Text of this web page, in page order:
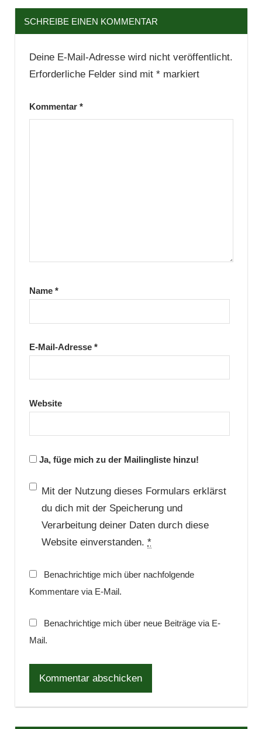
SCHREIBE EINEN KOMMENTAR
Deine E-Mail-Adresse wird nicht veröffentlicht.
Erforderliche Felder sind mit *markiert
Kommentar *
Name *
E-Mail-Adresse *
Website
Ja, füge mich zu der Mailingliste hinzu!
Mit der Nutzung dieses Formulars erklärst
du dich mit der Speicherung und
Verarbeitung deiner Daten durch diese
Website einverstanden. *
Benachrichtige mich über nachfolgende
Kommentare via E-Mail.
Benachrichtige mich über neue Beiträge via E-
Mail.